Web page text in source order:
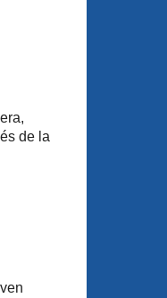
de la